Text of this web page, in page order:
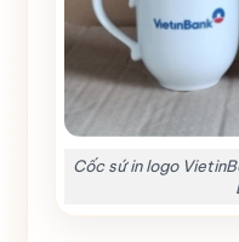
Cốc sứ in logo